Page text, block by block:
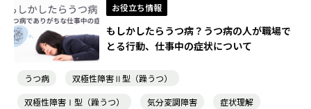
お役立ち情報
もしかしたらうつ病？うつ病の人が職場で
とる行動、仕事中の症状について
うつ病
双極性障害Ⅱ型（躁うつ）
双極性障害Ⅰ型（躁うつ）
気分変調障害
症状理解